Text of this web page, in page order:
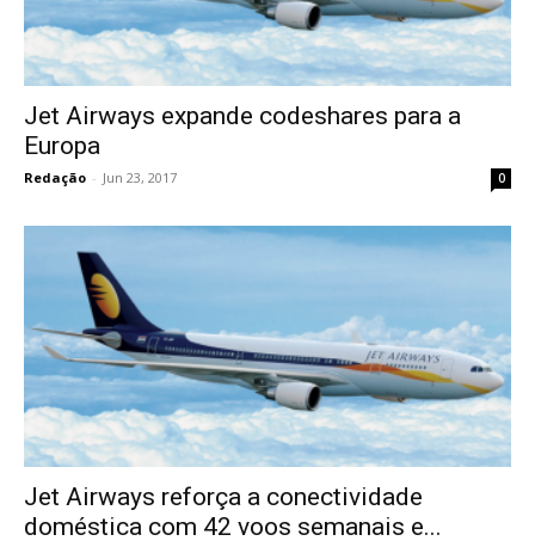
Jet Airways expande codeshares para a
Europa
Redação - Jun 23, 2017 0
Jet Airways reforça a conectividade
doméstica com 42 voos semanais e...